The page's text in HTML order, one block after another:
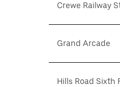
Crewe Railway
Grand Arcade
Hills Road Sixth